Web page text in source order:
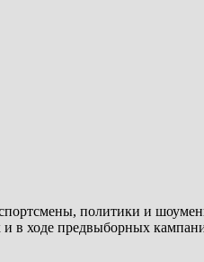
политики и
ходе предвыборных